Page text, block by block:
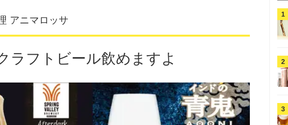
アニマロッサ
ラフトビール飲めますよ